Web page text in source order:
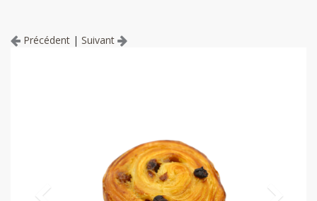
Précédent | Suivant